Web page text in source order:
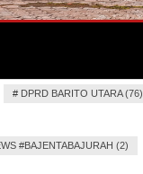
# DPRD BARITO UTARA (76)
#BAJENTABAJURAH (2)